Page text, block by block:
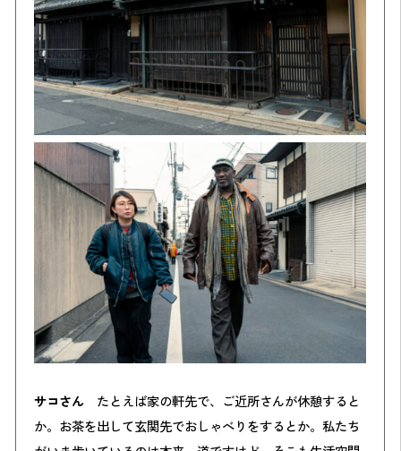
サコさん たとえば家の軒先で、ご近所さんが休憩すると
か。お茶を出して玄関先でおしゃべりをするとか。私たち